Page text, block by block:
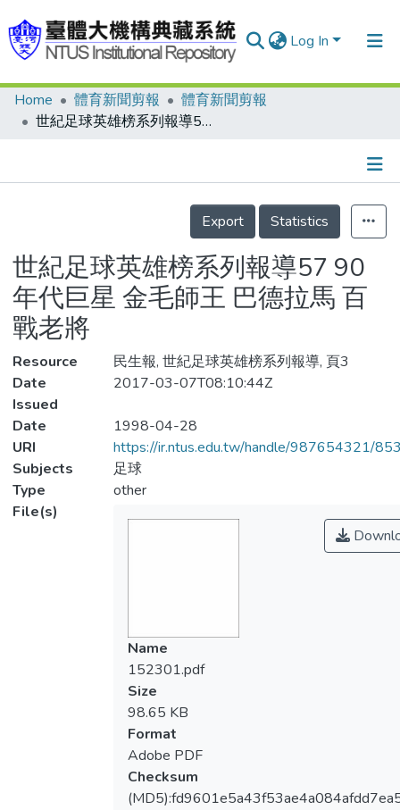
Log In
Communities & Collections
Statistics
Home 體育新聞剪報
體育新聞剪報
世紀足球英雄榜系列報導57 90年代巨星 金毛師王 巴德拉馬 百戰老將
Details
Export
Statistics
世紀足球英雄榜系列報導57 90
年代巨星 金毛師王 巴德拉馬 百
戰老將
Resource
民生報, 世紀足球英雄榜系列報導, 頁3
Date
Issued
2017-03-07T08:10:44Z
Date
1998-04-28
URI
https://ir.ntus.edu.tw/handle/987654321/
Subjects
足球
Type
other
File(s)
Name
152301.pdf
Size
98.65 KB
Format
Adobe PDF
Checksum